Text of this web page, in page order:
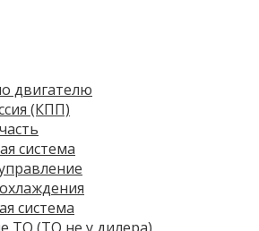
двигателю
(КПП)
система
система